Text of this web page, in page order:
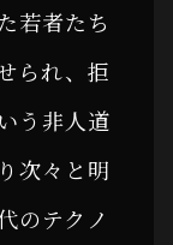
若者たち
られ、拒
う非人道
次々と明
のテクノ